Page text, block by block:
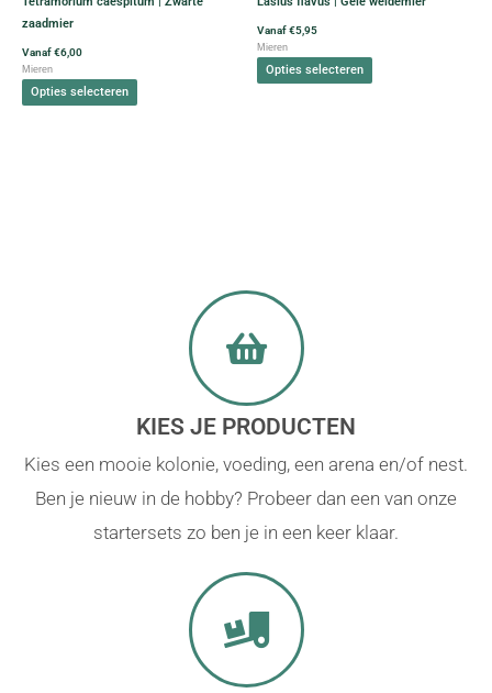
zaadmier
Vanaf€6,00
Mieren
Opties selecteren
gekozen
Vanaf€5,95
Mieren
Opties selecteren
gekozen
KIES JE PRODUCTEN
Kies een mooie kolonie, voeding, een arena en/of nest.
Ben je nieuw in de hobby? Probeer dan een van onze
startersets zo ben je in een keer klaar.